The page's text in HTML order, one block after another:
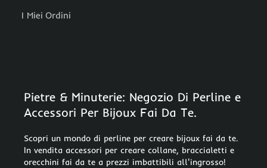
I Miei Ordini
Pietre & Minuterie: Negozio Di Perline e
Accessori Per Bijoux Fai Da Te.
Scopri un mondo di perline per creare bijoux fai da te.
In vendita accessori per creare collane, braccialetti e
orecchini fai da te a prezzi imbattibili all'ingrosso!